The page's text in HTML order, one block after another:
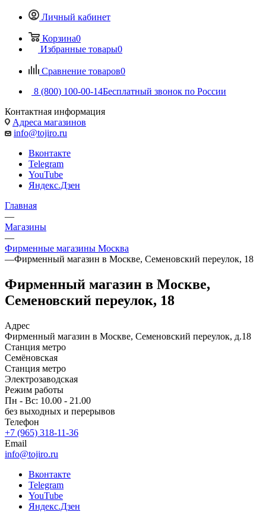
Личный кабинет
Корзина0
Избранные товары0
Сравнение товаров0
8 (800) 100-00-14Бесплатный звонок по России
Контактная информация
Адреса магазинов
info@tojiro.ru
Вконтакте
Telegram
YouTube
Яндекс.Дзен
Главная
—
Магазины
—
Фирменные магазины Москва
—Фирменный магазин в Москве, Семеновский переулок, 18
Фирменный магазин в Москве,
Семеновский переулок, 18
Адрес
Фирменный магазин в Москве, Семеновский переулок, д.18
Станция метро
Семёновская
Станция метро
Электрозаводская
Режим работы
Пн - Вс: 10.00 - 21.00
без выходных и перерывов
Телефон
+7 (965) 318-11-36
Email
info@tojiro.ru
Вконтакте
Telegram
YouTube
Яндекс.Дзен